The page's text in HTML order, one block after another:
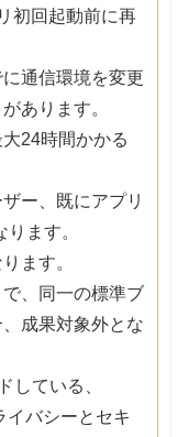
初回起動前に再
通信環境を変更
あります。
24時間かかる
ー、既にアプリ
ます。
ます。
、同一の標準ブ
成果対象外とな
している、
バシーとセキ